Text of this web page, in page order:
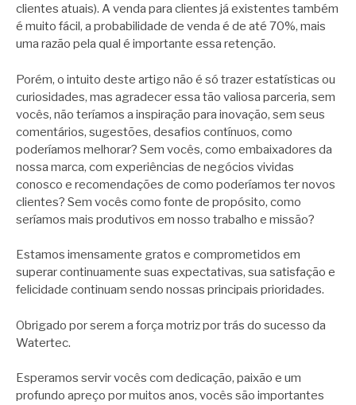
clientes atuais). A venda para clientes já existentes também
é muito fácil, a probabilidade de venda é de até 70%, mais
uma razão pela qual é importante essa retenção.
Porém, o intuito deste artigo não é só trazer estatísticas ou
curiosidades, mas agradecer essa tão valiosa parceria, sem
vocês, não teríamos a inspiração para inovação, sem seus
comentários, sugestões, desafios contínuos, como
poderíamos melhorar? Sem vocês, como embaixadores da
nossa marca, com experiências de negócios vividas
conosco e recomendações de como poderíamos ter novos
clientes? Sem vocês como fonte de propósito, como
seríamos mais produtivos em nosso trabalho e missão?
Estamos imensamente gratos e comprometidos em
superar continuamente suas expectativas, sua satisfação e
felicidade continuam sendo nossas principais prioridades.
Obrigado por serem a força motriz por trás do sucesso da
Watertec.
Esperamos servir vocês com dedicação, paixão e um
profundo apreço por muitos anos, vocês são importantes